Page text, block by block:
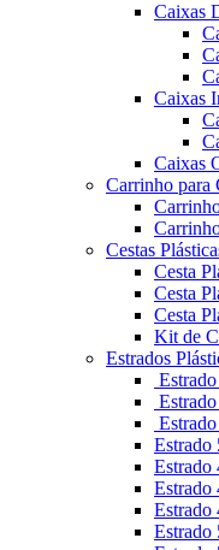
Caixas
Caixas
Caixas
Carrinho para
Cestas
Cesta
Cesta
Cesta
Kit de
Estrados
Estrado
Estrado
Estrado
Estrado
Estrado